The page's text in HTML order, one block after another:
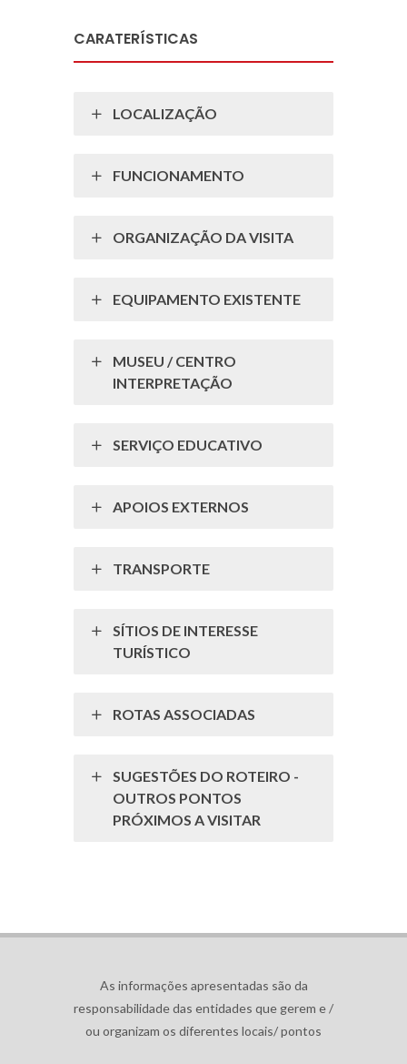
CARATERÍSTICAS
LOCALIZAÇÃO
FUNCIONAMENTO
ORGANIZAÇÃO DA VISITA
EQUIPAMENTO EXISTENTE
MUSEU / CENTRO
INTERPRETAÇÃO
SERVIÇO EDUCATIVO
APOIOS EXTERNOS
TRANSPORTE
SÍTIOS DE INTERESSE
TURÍSTICO
ROTAS ASSOCIADAS
SUGESTÕES DO ROTEIRO -
OUTROS PONTOS
PRÓXIMOS A VISITAR
As informações apresentadas são da
responsabilidade das entidades que gerem e /
ou organizam os diferentes locais/ pontos